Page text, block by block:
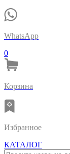
WhatsApp
0
Корзина
Избранное
КАТАЛОГ